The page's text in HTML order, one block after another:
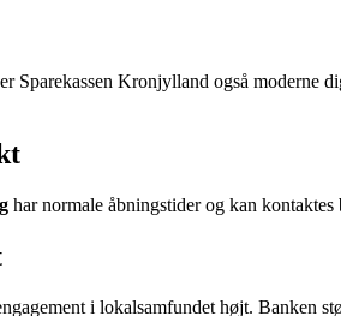
Sparekassen Kronjylland også moderne
har normale åbningstider og kan
i lokalsamfundet højt. Banken